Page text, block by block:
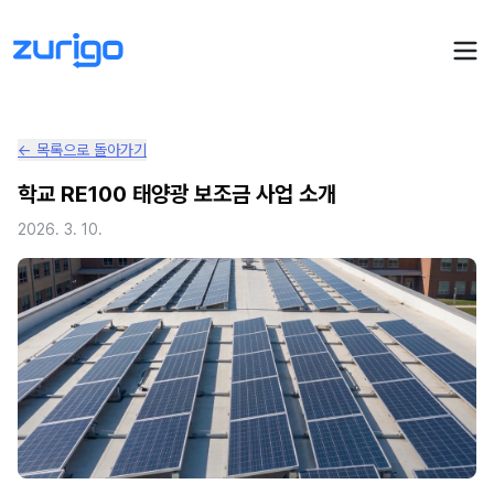
PPA 계약
수요기업 PPA 계산
발전소 PPA 계산
PPA 매칭 LIVE
PPA 관리
PPA 모니터링
PPA 파트너스
전기요금 시뮬레이션 NEW
PPA 매뉴얼
PPA FAQ
AI 컨설턴트 UPDATED
PPA 플레이
인사이트
성공사례
에너지브리핑
회사소개
← 목록으로 돌아가기
학교 RE100 태양광 보조금 사업 소개
2026. 3. 10.